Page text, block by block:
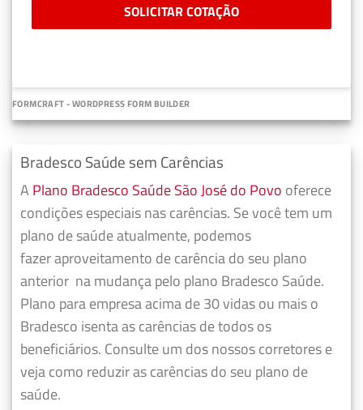
SOLICITAR COTAÇÃO
FORMCRAFT - WORDPRESS FORM BUILDER
Bradesco Saúde sem Carências
A Plano Bradesco Saúde São José do Povo oferece
condições especiais nas carências. Se você tem um
plano de saúde atualmente, podemos
fazeraproveitamento de carência do seu plano
anterior na mudança pelo plano Bradesco Saúde.
Plano para empresa acima de 30 vidas ou mais o
Bradesco isenta as carências de todos os
beneficiários. Consulte um dos nossos corretores e
veja como reduzir as carências do seu plano de
saúde.